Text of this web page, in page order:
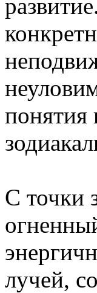
понятия
С точки
лучей,